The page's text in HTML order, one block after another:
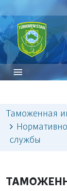
Таможенная
службы